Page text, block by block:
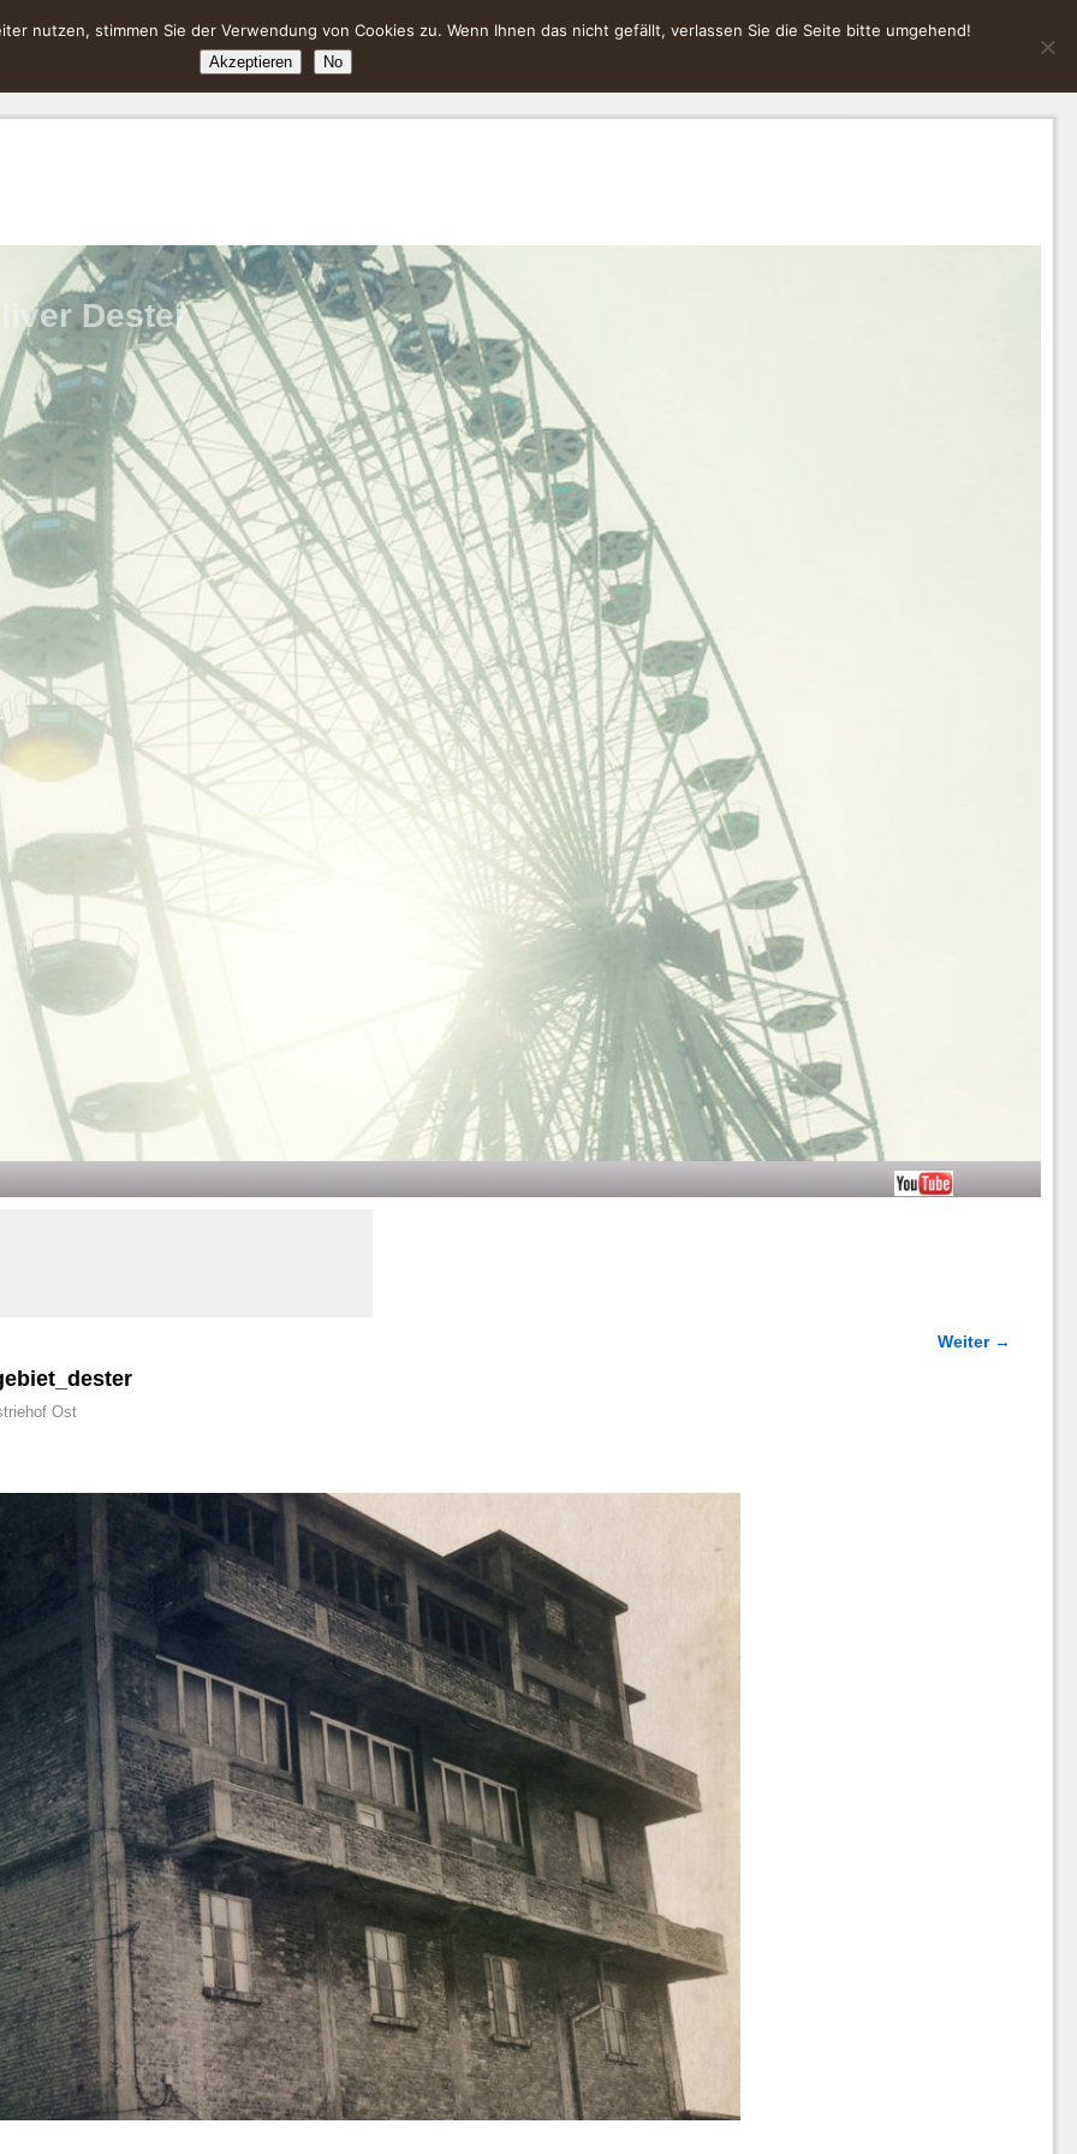
Dester
Weiter →
Ost
nutzen, stimmen Sie der Verwendung von Cookies zu. Wenn Ihnen das nicht gefällt, verlassen Sie die Seite bitte umgehend!
Akzeptieren No